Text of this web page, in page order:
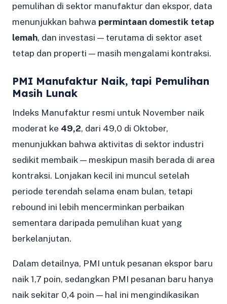
pemulihan di sektor manufaktur dan ekspor, data
menunjukkan bahwa permintaan domestik tetap
lemah, dan investasi — terutama di sektor aset
tetap dan properti — masih mengalami kontraksi.
PMI Manufaktur Naik, tapi Pemulihan
Masih Lunak
Indeks Manufaktur resmi untuk November naik
moderat ke 49,2, dari 49,0 di Oktober,
menunjukkan bahwa aktivitas di sektor industri
sedikit membaik — meskipun masih berada di area
kontraksi. Lonjakan kecil ini muncul setelah
periode terendah selama enam bulan, tetapi
rebound ini lebih mencerminkan perbaikan
sementara daripada pemulihan kuat yang
berkelanjutan.
Dalam detailnya, PMI untuk pesanan ekspor baru
naik 1,7 poin, sedangkan PMI pesanan baru hanya
naik sekitar 0,4 poin — hal ini mengindikasikan